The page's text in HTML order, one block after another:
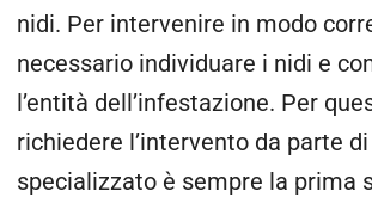
nidi. Per intervenire in modo
necessario individuare i nidi e
l’entità dell’infestazione. Per
richiedere l’intervento da parte
specializzato è sempre la prima